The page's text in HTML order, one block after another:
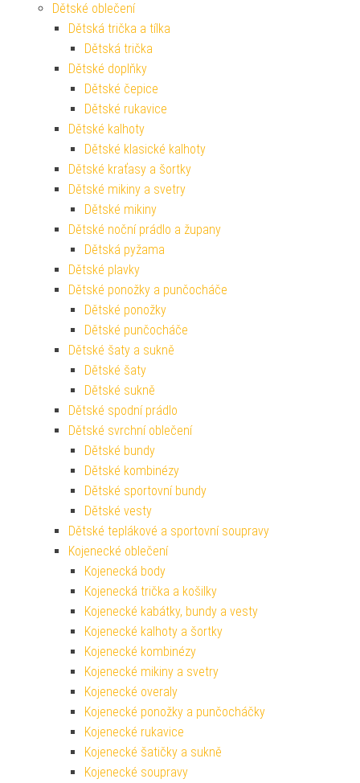
Dětské oblečení
Dětská trička a tílka
Dětská trička
Dětské doplňky
Dětské čepice
Dětské rukavice
Dětské kalhoty
Dětské klasické kalhoty
Dětské kraťasy a šortky
Dětské mikiny a svetry
Dětské mikiny
Dětské noční prádlo a župany
Dětská pyžama
Dětské plavky
Dětské ponožky a punčocháče
Dětské ponožky
Dětské punčocháče
Dětské šaty a sukně
Dětské šaty
Dětské sukně
Dětské spodní prádlo
Dětské svrchní oblečení
Dětské bundy
Dětské kombinézy
Dětské sportovní bundy
Dětské vesty
Dětské teplákové a sportovní soupravy
Kojenecké oblečení
Kojenecká body
Kojenecká trička a košilky
Kojenecké kabátky, bundy a vesty
Kojenecké kalhoty a šortky
Kojenecké kombinézy
Kojenecké mikiny a svetry
Kojenecké overaly
Kojenecké ponožky a punčocháčky
Kojenecké rukavice
Kojenecké šatičky a sukně
Kojenecké soupravy